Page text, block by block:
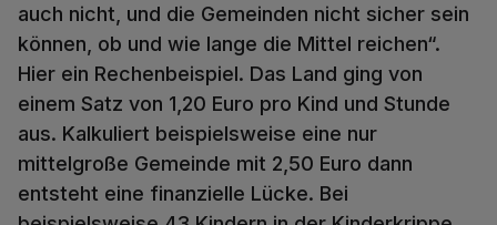
auch nicht, und die Gemeinden nicht sicher sein
können, ob und wie lange die Mittel reichen“.
Hier ein Rechenbeispiel. Das Land ging von
einem Satz von 1,20 Euro pro Kind und Stunde
aus. Kalkuliert beispielsweise eine nur
mittelgroße Gemeinde mit 2,50 Euro dann
entsteht eine finanzielle Lücke. Bei